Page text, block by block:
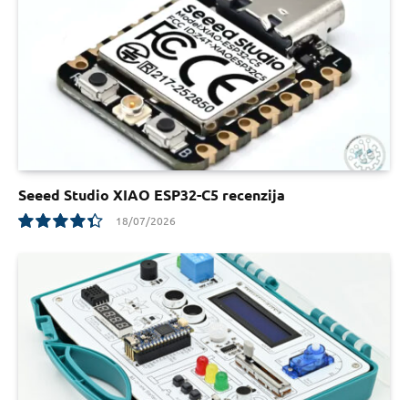
Seeed Studio XIAO ESP32-C5 recenzija
18/07/2026